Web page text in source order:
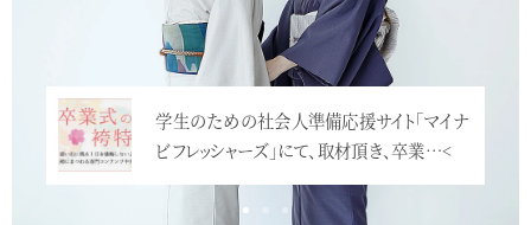
豪華なお振袖+袴で卒業式へ。美人で身長も
高いので、大振袖がとても華やかな雰囲気。